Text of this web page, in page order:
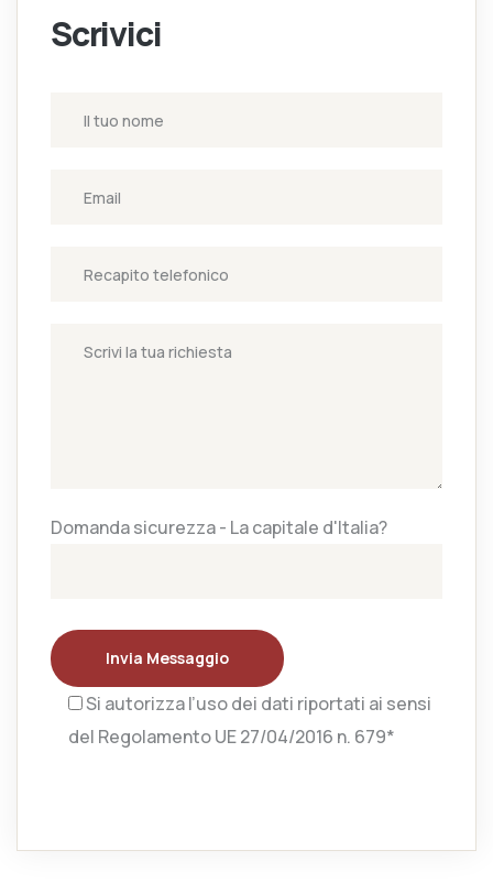
Scrivici
Domanda sicurezza - La capitale d'Italia?
Invia Messaggio
Si autorizza l’uso dei dati riportati ai sensi
del Regolamento UE 27/04/2016 n. 679*